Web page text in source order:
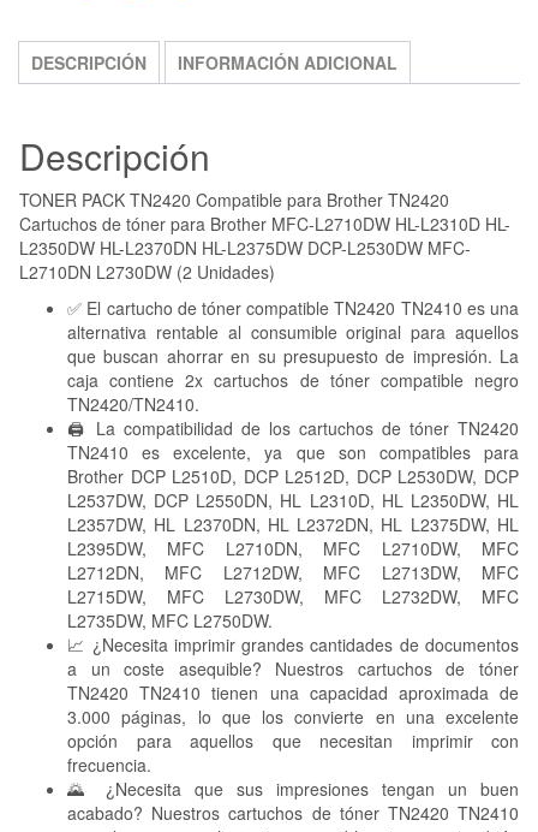
DESCRIPCIÓN INFORMACIÓN ADICIONAL
Descripción
TONER PACK TN2420 Compatible para Brother TN2420
Cartuchos de tóner para Brother MFC-L2710DW HL-L2310D HL-
L2350DW HL-L2370DN HL-L2375DW DCP-L2530DW MFC-
L2710DN L2730DW (2 Unidades)
✅ El cartucho de tóner compatible TN2420 TN2410 es una
alternativa rentable al consumible original para aquellos
que buscan ahorrar en su presupuesto de impresión. La
caja contiene 2x cartuchos de tóner compatible negro
TN2420/TN2410.
🖨 La compatibilidad de los cartuchos de tóner TN2420
TN2410 es excelente, ya que son compatibles para
Brother DCP L2510D, DCP L2512D, DCP L2530DW, DCP
L2537DW, DCP L2550DN, HL L2310D, HL L2350DW, HL
L2357DW, HL L2370DN, HL L2372DN, HL L2375DW, HL
L2395DW, MFC L2710DN, MFC L2710DW, MFC
L2712DN, MFC L2712DW, MFC L2713DW, MFC
L2715DW, MFC L2730DW, MFC L2732DW, MFC
L2735DW, MFC L2750DW.
📈 ¿Necesita imprimir grandes cantidades de documentos
a un coste asequible? Nuestros cartuchos de tóner
TN2420 TN2410 tienen una capacidad aproximada de
3.000 páginas, lo que los convierte en una excelente
opción para aquellos que necesitan imprimir con
frecuencia.
🌄 ¿Necesita que sus impresiones tengan un buen
acabado? Nuestros cartuchos de tóner TN2420 TN2410